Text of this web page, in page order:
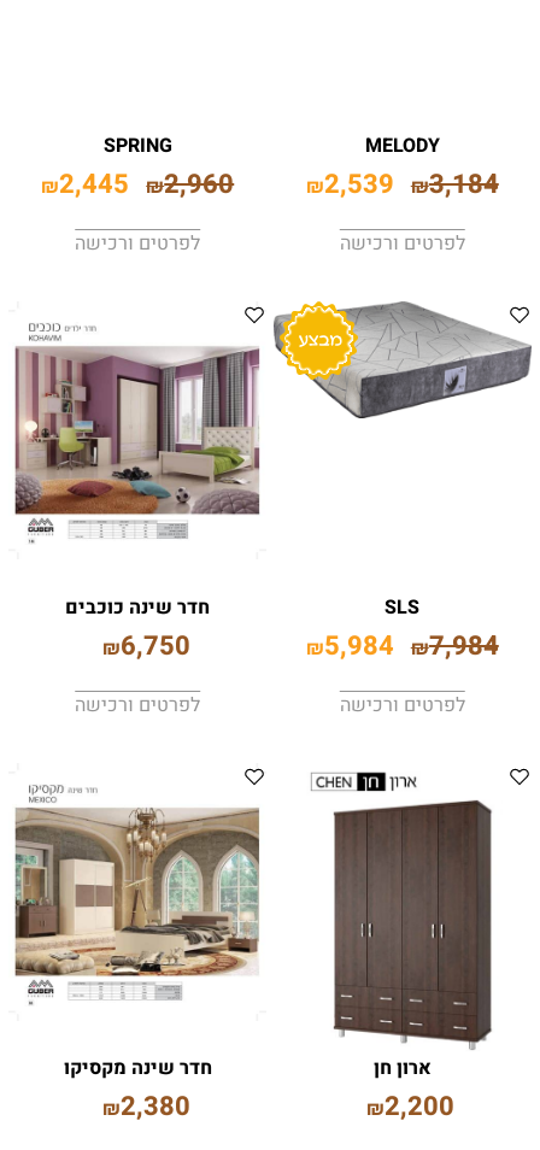
MELODY
₪3,184
₪2,539
לפרטים ורכישה
SPRING
₪2,960
₪2,445
לפרטים ורכישה
SLS
₪7,984
₪5,984
לפרטים ורכישה
חדר שינה כוכבים
₪6,750
לפרטים ורכישה
ארון חן
₪2,200
חדר שינה מקסיקו
₪2,380